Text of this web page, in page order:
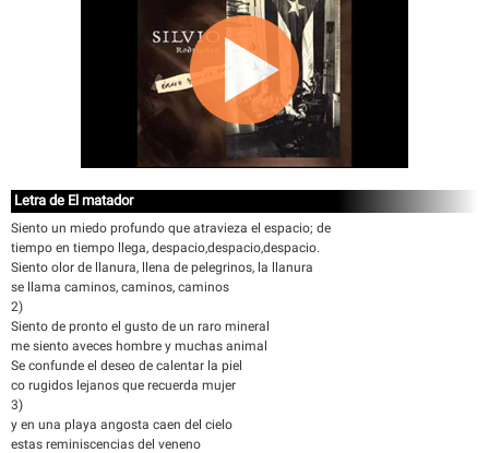
Letra de El matador
Siento un miedo profundo que atravieza el espacio; de
tiempo en tiempo llega, despacio,despacio,despacio.
Siento olor de llanura, llena de pelegrinos, la llanura
se llama caminos, caminos, caminos
2)
Siento de pronto el gusto de un raro mineral
me siento aveces hombre y muchas animal
Se confunde el deseo de calentar la piel
co rugidos lejanos que recuerda mujer
3)
y en una playa angosta caen del cielo
estas reminiscencias del veneno